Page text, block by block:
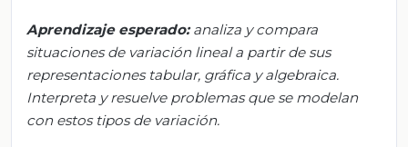
Aprendizaje esperado: analiza y compara
situaciones de variación lineal a partir de sus
representaciones tabular, gráfica y algebraica.
Interpreta y resuelve problemas que se modelan
con estos tipos de variación.